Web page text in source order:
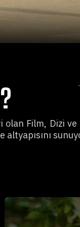
Film, Dizi